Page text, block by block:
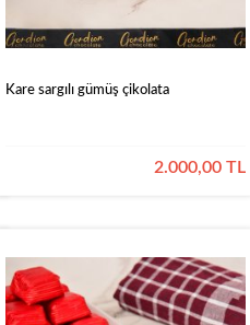
Kare sargılı gümüş çikolata
2.000,00 TL